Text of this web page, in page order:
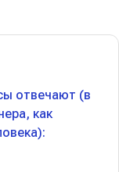
отвечают (в
как